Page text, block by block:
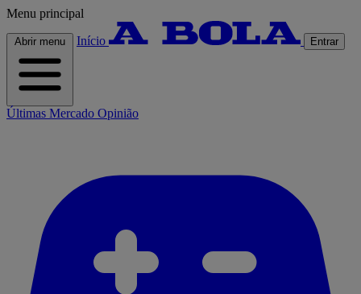
Menu principal
Abrir menu Início Entrar
Últimas Mercado Opinião